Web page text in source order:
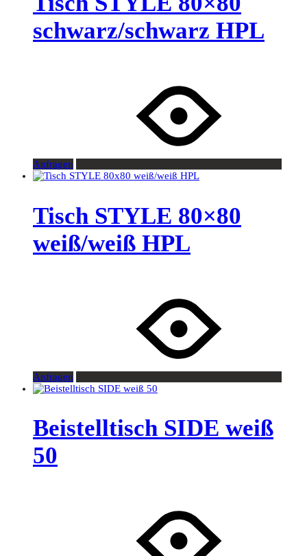
schwarz/schwarz HPL
Anfragen
Tisch STYLE 80×80
weiß/weiß HPL
Anfragen
Beistelltisch SIDE weiß
50